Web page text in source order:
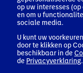
dienen in het formaat
niet groter zijn dan
op uw interesses
en om u
sociale media.
U kunt uw
door te klikken op
beschikbaar in de
de Privacyverklaring.